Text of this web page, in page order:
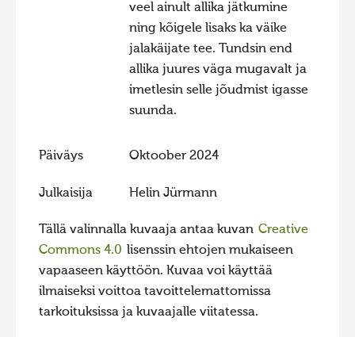
veel ainult allika jätkumine
ning kõigele lisaks ka väike
jalakäijate tee. Tundsin end
allika juures väga mugavalt ja
imetlesin selle jõudmist igasse
suunda.
Päiväys Oktoober 2024
Julkaisija Helin Jürmann
Tällä valinnalla kuvaaja antaa kuvan Creative
Commons 4.0 lisenssin ehtojen mukaiseen
vapaaseen käyttöön. Kuvaa voi käyttää
ilmaiseksi voittoa tavoittelemattomissa
tarkoituksissa ja kuvaajalle viitatessa.